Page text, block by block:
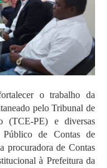
o trabalho da
pelo Tribunal de
(TCE-PE) e diversas
de Contas de
procuradora de Contas
à Prefeitura da